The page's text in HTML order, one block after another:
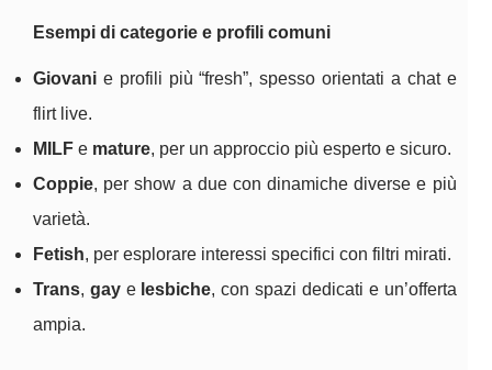
Esempi di categorie e profili comuni
Giovani e profili più “fresh”, spesso orientati a chat e
flirt live.
MILF e mature, per un approccio più esperto e sicuro.
Coppie, per show a due con dinamiche diverse e più
varietà.
Fetish, per esplorare interessi specifici con filtri mirati.
Trans, gaye lesbiche, con spazi dedicati e un’offerta
ampia.